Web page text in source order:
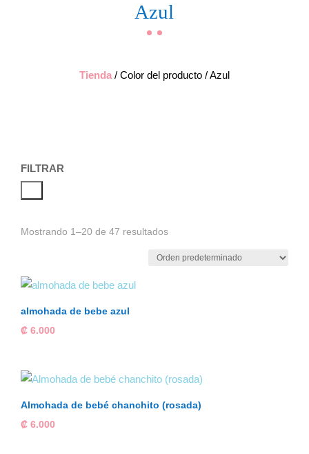
Azul
Tienda/ Color del producto / Azul
FILTRAR
Mostrando 1–20 de 47 resultados
almohada de bebe azul
₡ 6.000
Almohada de bebé chanchito (rosada)
₡ 6.000